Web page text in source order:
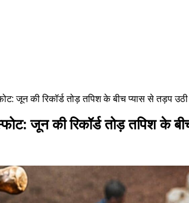
जून की रिकॉर्ड तोड़ तपिश के बीच प्यास से तड़प
जून की रिकॉर्ड तोड़ तपिश के